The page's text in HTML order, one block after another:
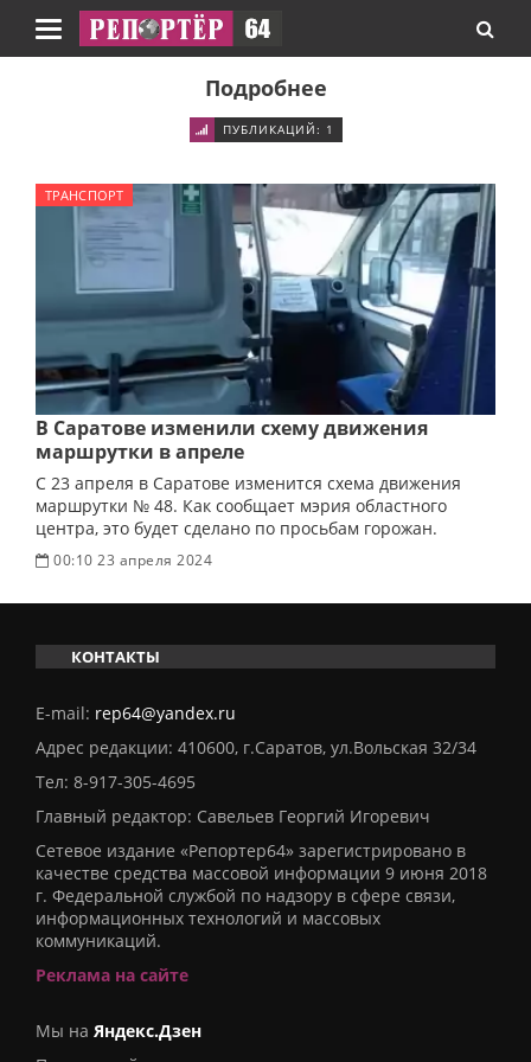
Навигация
Подробнее
ПУБЛИКАЦИЙ: 1
ТРАНСПОРТ
В Саратове изменили схему движения
маршрутки в апреле
С 23 апреля в Саратове изменится схема движения
маршрутки № 48. Как сообщает мэрия областного
центра, это будет сделано по просьбам горожан.
00:10 23 апреля 2024
КОНТАКТЫ
E-mail: rep64@yandex.ru
Адрес редакции: 410600, г.Саратов, ул.Вольская 32/34
Тел: 8-917-305-4695
Главный редактор: Савельев Георгий Игоревич
Сетевое издание «Репортер64» зарегистрировано в
качестве средства массовой информации 9 июня 2018
г. Федеральной службой по надзору в сфере связи,
информационных технологий и массовых
коммуникаций.
Реклама на сайте
Мы на Яндекс.Дзен